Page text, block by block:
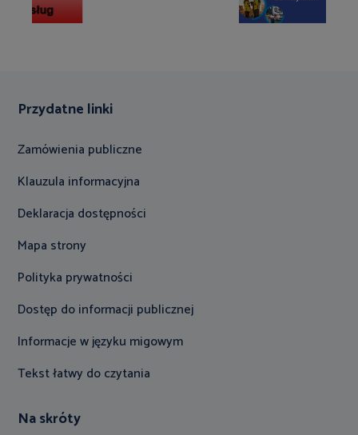
Przydatne linki
Zamówienia publiczne
Klauzula informacyjna
Deklaracja dostępności
Mapa strony
Polityka prywatności
Dostęp do informacji publicznej
Informacje w języku migowym
Tekst łatwy do czytania
Na skróty